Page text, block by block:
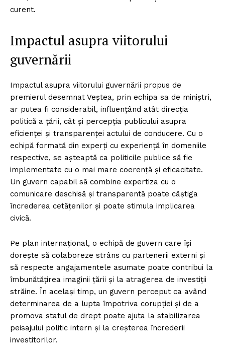
curent.
Impactul asupra viitorului
guvernării
Impactul asupra viitorului guvernării propus de
premierul desemnat Veștea, prin echipa sa de miniștri,
ar putea fi considerabil, influențând atât direcția
politică a țării, cât și percepția publicului asupra
eficienței și transparenței actului de conducere. Cu o
echipă formată din experți cu experiență în domeniile
respective, se așteaptă ca politicile publice să fie
implementate cu o mai mare coerență și eficacitate.
Un guvern capabil să combine expertiza cu o
comunicare deschisă și transparentă poate câștiga
încrederea cetățenilor și poate stimula implicarea
civică.
Pe plan internațional, o echipă de guvern care își
dorește să colaboreze strâns cu partenerii externi și
să respecte angajamentele asumate poate contribui la
îmbunătățirea imaginii țării și la atragerea de investiții
străine. În același timp, un guvern perceput ca având
determinarea de a lupta împotriva corupției și de a
promova statul de drept poate ajuta la stabilizarea
peisajului politic intern și la creșterea încrederii
investitorilor.